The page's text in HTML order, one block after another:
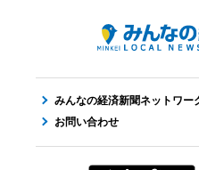
みんなの経済新聞ネットワー
お問い合わせ